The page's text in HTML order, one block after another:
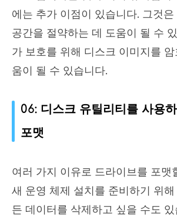
에는 추가 이점이 있습니다. 그것
공간을 절약하는 데 도움이 될 수
가 보호를 위해 디스크 이미지를
움이 될 수 있습니다.
06: 디스크 유틸리티를 사용
포맷
여러 가지 이유로 드라이브를 포맷
새 운영 체제 설치를 준비하기 위해
든 데이터를 삭제하고 싶을 수도 있